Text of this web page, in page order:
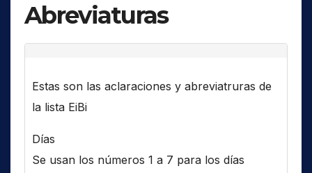
Abreviaturas
Estas son las aclaraciones y abreviatruras de
la lista EiBi
Días
Se usan los números 1 a 7 para los días